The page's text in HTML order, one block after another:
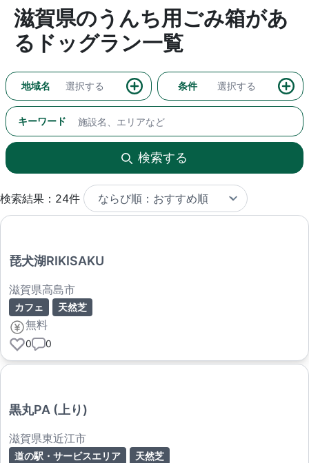
滋賀県のうんち用ごみ箱があ
るドッグラン一覧
地域名 選択する 条件 選択する
キーワード
検索する
検索結果：24件
琵犬湖RIKISAKU
滋賀県高島市
カフェ 天然芝
無料
0 0
黒丸PA (上り)
滋賀県東近江市
道の駅・サービスエリア 天然芝